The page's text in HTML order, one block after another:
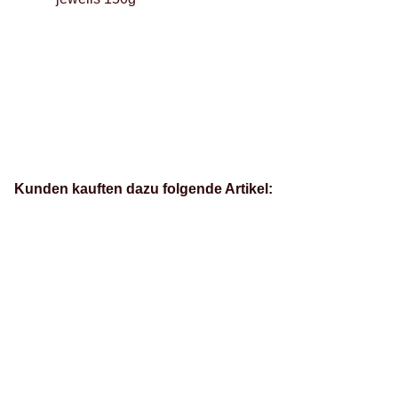
Kunden kauften dazu folgende Artikel: